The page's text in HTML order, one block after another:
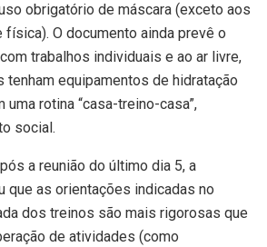
obrigatório de máscara (exceto aos
O documento ainda prevê o
trabalhos individuais e ao ar livre,
equipamentos de hidratação
rotina “casa-treino-casa”,
social.
a reunião do último dia 5, a
que as orientações indicadas no
dos treinos são mais rigorosas que
de atividades (como